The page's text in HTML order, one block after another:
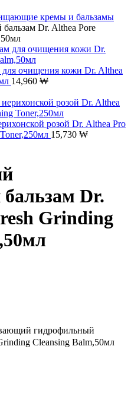
кремы и бальзамы
Dr. Althea Pore
очищения кожи Dr. Althea
14,960 ₩
розой Dr. Althea Pro
15,730 ₩
Dr.
Grinding
гидрофильный
Cleansing Balm,50мл